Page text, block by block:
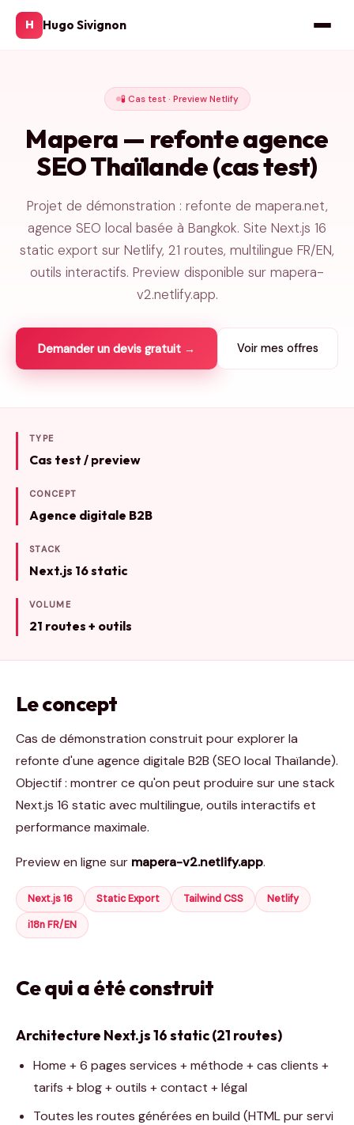
H Hugo Sivignon
🧪 Cas test · Preview Netlify
Mapera — refonte agence
SEO Thaïlande (cas test)
Projet de démonstration : refonte de mapera.net,
agence SEO local basée à Bangkok. Site Next.js 16
static export sur Netlify, 21 routes, multilingue FR/EN,
outils interactifs. Preview disponible sur mapera-
v2.netlify.app.
Demander un devis gratuit → Voir mes offres
TYPE
Cas test / preview
CONCEPT
Agence digitale B2B
STACK
Next.js 16 static
VOLUME
21 routes + outils
Le concept
Cas de démonstration construit pour explorer la
refonte d'une agence digitale B2B (SEO local Thaïlande).
Objectif : montrer ce qu'on peut produire sur une stack
Next.js 16 static avec multilingue, outils interactifs et
performance maximale.
Preview en ligne sur mapera-v2.netlify.app.
Next.js 16 Static Export Tailwind CSS Netlify
i18n FR/EN
Ce qui a été construit
Architecture Next.js 16 static (21 routes)
Home + 6 pages services + méthode + cas clients +
tarifs + blog + outils + contact + légal
Toutes les routes générées en build (HTML pur servi